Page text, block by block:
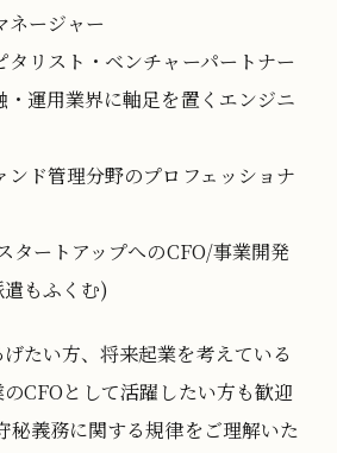
ネージャー
タリスト・ベンチャーパートナー
・運用業界に軸足を置くエンジニ
ンド管理分野のプロフェッショナ
タートアップへのCFO/事業開発
もふくむ)
たい方、将来起業を考えている
CFOとして活躍したい方も歓迎
秘義務に関する規律をご理解いた